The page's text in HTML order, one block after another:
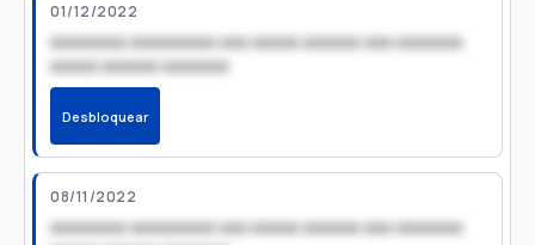
01/12/2022
xxxxxxxx xxxxxxxxx xxx xxxxx xxxxxx xxx xxxxxxx
xxxxx xxxxxx xxxxxxx
Desbloquear
08/11/2022
xxxxxxxx xxxxxxxxx xxx xxxxx xxxxxx xxx xxxxxxx